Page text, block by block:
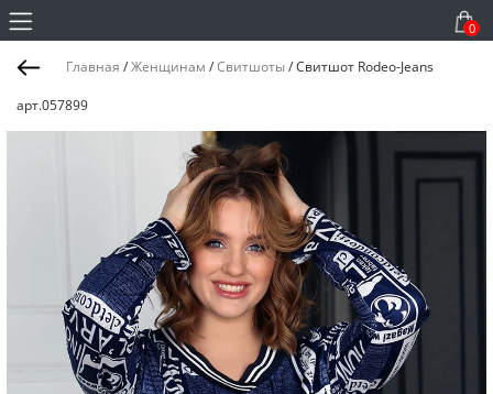
0
Главная /Женщинам /Свитшоты/Свитшот Rodeo-Jeans
арт.057899